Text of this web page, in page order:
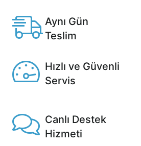
Aynı Gün
Teslim
Hızlı ve Güvenli
Servis
Canlı Destek
Hizmeti